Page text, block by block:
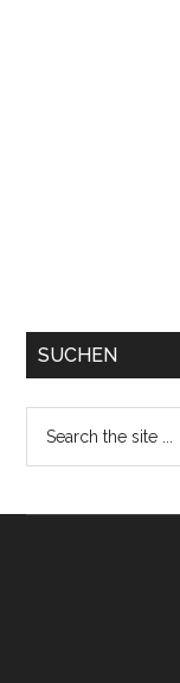
SUCHEN
...